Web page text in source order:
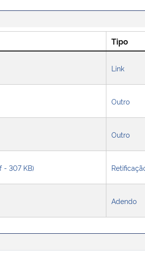
Tipo
Link
Outro
Outro
- 307 KB)
Adendo